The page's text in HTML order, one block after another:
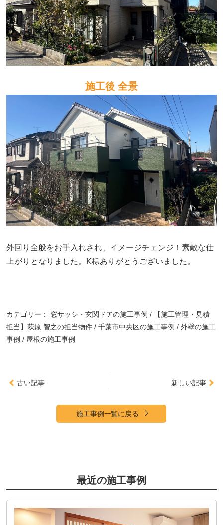
施工後 全景
外回り全般をお手入れされ、イメージチェンジ！素敵な仕
上がりとなりました。K様ありがとうございました。
カテゴリー： 窓サッシ・玄関ドアの施工事例
【施工管理・見積
担当】萩原 智之の担当物件
千葉市中央区の施工事例
外壁の施工
事例
屋根の施工事例
古い記事 新しい記事
施工事例一覧に戻る
最近の施工事例